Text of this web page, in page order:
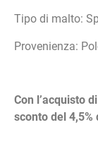
Tipo di malto:
Provenienza:
Con l’acquisto
sconto del